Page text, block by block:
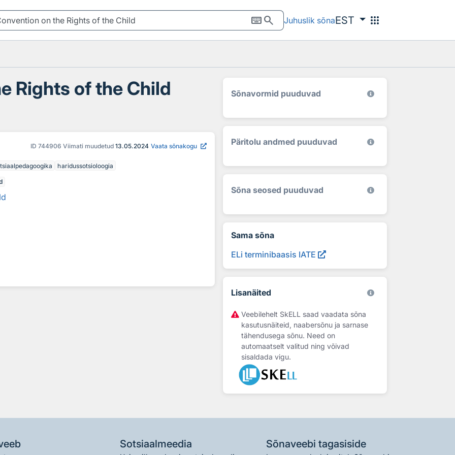
keyboardsearch Juhuslik sõnaEST apps
Rights of the Child
ID 744906 Viimati muudetud 13.05.2024 Vaata sõnakogu
haridussotsioloogia
Sõnavormid puuduvad
Päritolu andmed puuduvad
Sõna seosed puuduvad
Sama sõna
ELi terminibaasis IATE
Lisanäited
Veebilehelt SkELL saad vaadata sõna
kasutusnäiteid, naabersõnu ja sarnase
tähendusega sõnu. Need on
automaatselt valitud ning võivad
sisaldada vigu.
Sotsiaalmeedia Sõnaveebi tagasiside